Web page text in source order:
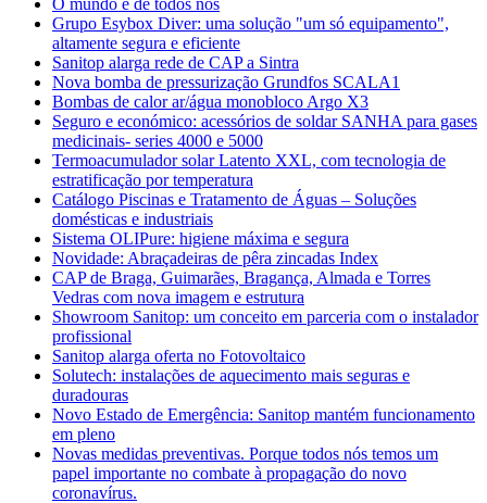
O mundo é de todos nós
Grupo Esybox Diver: uma solução "um só equipamento",
altamente segura e eficiente
Sanitop alarga rede de CAP a Sintra
Nova bomba de pressurização Grundfos SCALA1
Bombas de calor ar/água monobloco Argo X3
Seguro e económico: acessórios de soldar SANHA para gases
medicinais- series 4000 e 5000
Termoacumulador solar Latento XXL, com tecnologia de
estratificação por temperatura
Catálogo Piscinas e Tratamento de Águas – Soluções
domésticas e industriais
Sistema OLIPure: higiene máxima e segura
Novidade: Abraçadeiras de pêra zincadas Index
CAP de Braga, Guimarães, Bragança, Almada e Torres
Vedras com nova imagem e estrutura
Showroom Sanitop: um conceito em parceria com o instalador
profissional
Sanitop alarga oferta no Fotovoltaico
Solutech: instalações de aquecimento mais seguras e
duradouras
Novo Estado de Emergência: Sanitop mantém funcionamento
em pleno
Novas medidas preventivas. Porque todos nós temos um
papel importante no combate à propagação do novo
coronavírus.